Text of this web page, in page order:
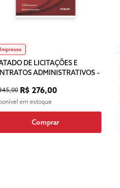
Impresso
DE LICITAÇÕES E
ADMINISTRATIVOS –
R$ 276,00
em estoque
Comprar